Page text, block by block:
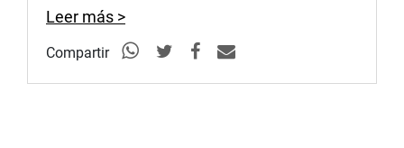
Leer más >
Compartir